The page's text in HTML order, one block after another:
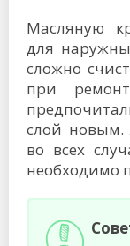
Масляную
для
сложно
при
слой новым.
во всех
необходимо